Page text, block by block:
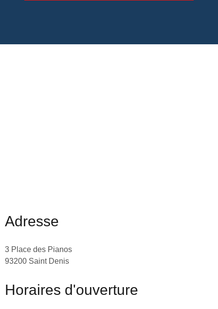
Adresse
3 Place des Pianos
93200 Saint Denis
Horaires d'ouverture